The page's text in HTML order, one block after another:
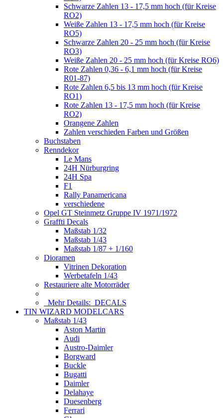
Schwarze Zahlen 13 - 17,5 mm hoch (für Kreise
RO2)
Weiße Zahlen 13 - 17,5 mm hoch (für Kreise
RO5)
Schwarze Zahlen 20 - 25 mm hoch (für Kreise
RO3)
Weiße Zahlen 20 - 25 mm hoch (für Kreise RO6)
Rote Zahlen 0,36 - 6,1 mm hoch (für Kreise
R01-87)
Rote Zahlen 6,5 bis 13 mm hoch (für Kreise
RO1)
Rote Zahlen 13 - 17,5 mm hoch (für Kreise
RO2)
Orangene Zahlen
Zahlen verschieden Farben und Größen
Buchstaben
Renndekor
Le Mans
24H Nürburgring
24H Spa
F1
Rally Panamericana
verschiedene
Opel GT Steinmetz Gruppe IV 1971/1972
Graffti Decals
Maßstab 1/32
Maßstab 1/43
Maßstab 1/87 + 1/160
Dioramen
Vitrinen Dekoration
Werbetafeln 1/43
Restauriere alte Motorräder
Mehr Details: DECALS
TIN WIZARD MODELCARS
Maßstab 1/43
Aston Martin
Audi
Austro-Daimler
Borgward
Buckle
Bugatti
Daimler
Delahaye
Duesenberg
Ferrari